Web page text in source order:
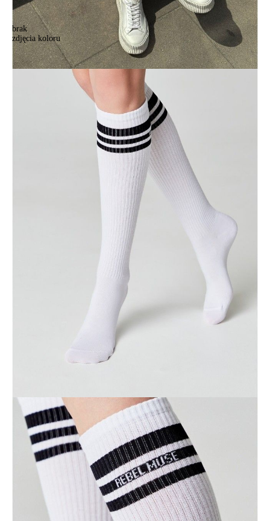
brak
zdjęcia koloru
Podkolanówki damskie CONTE ELEGANT CLASSIC, r.36-39, 009
biały
Podkolanówki damskie CONTE ELEGANT CLASSIC, r.36-39, 009
POWIADOM MNIE O DOSTĘPNOŚCI
ПОЛУЧИТЬ ПО EMAIL
darmowa od 50 zł
w sklepie Conte (Łodz)
pn.- czw. 8:00 - 16:00, pt. 8:00 - 14:00
O produkcie
Podkolanówki sportowe wykonane z bawełny są miękkie, przyjemne w
dotyku, ściśle przylegają do nogi i nie zsuwają się dzięki
przemyślanemu projektowi: cała nogawka (od pięty do górnej
krawędzi) wykonana jest z dzianiny z dodatkiem nitek elastanu, które
tworzą elastyczną opaskę.
Cechy modelu:
• idealne dopasowanie,
• kontrastujące poziome paski,
• zaprojektowany, aby stać się stylowym akcentem w Twoim wyglądzie.
1001080100030015009